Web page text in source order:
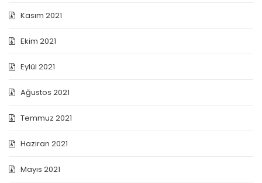
Kasım 2021
Ekim 2021
Eylül 2021
Ağustos 2021
Temmuz 2021
Haziran 2021
Mayıs 2021